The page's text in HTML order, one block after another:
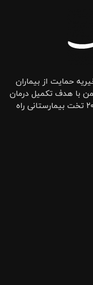
حمایت از بیماران
با هدف تکمیل درمان
بیماران مبتلا به سرطان، با ظرفیت ۲۰۰ تخت بیمارستانی راه